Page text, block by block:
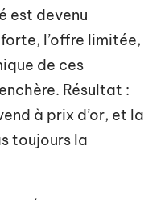
est devenu
l’offre limitée,
de ces
Résultat :
à prix d’or, et la
toujours la